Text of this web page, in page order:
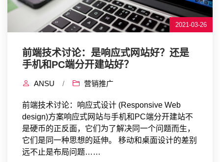
2021-03-26
前端技术讨论：是响应式网站好？还是
手机和PC端分开建站好？
ANSU / 营销推广
前端技术讨论：响应式设计 (Responsive Web
design)方案响应式网站与手机和PC端分开建站不
是硬币的正反面，它们为了解决同一个问题而生，
它们是同一种思想的延伸。 移动和桌面设计的差别
远不止是布局问题……